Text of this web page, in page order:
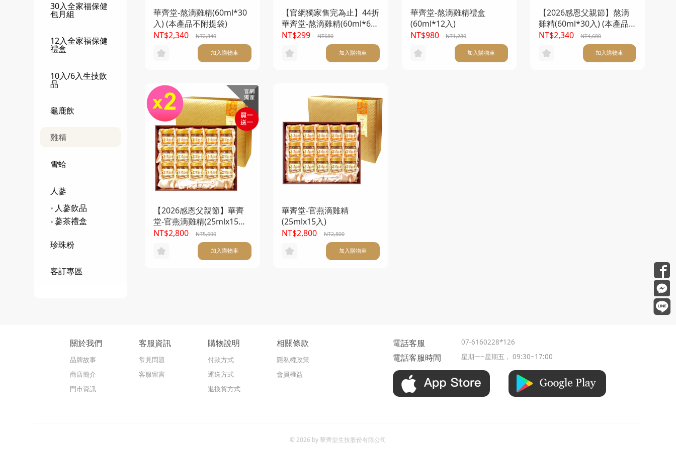
30入全家福保健
包月組
12入全家福保健
禮盒
10入/6入生技飲
品
龜鹿飲
雞精
雪蛤
人蔘
人蔘飲品
蔘茶禮盒
珍珠粉
客訂專區
華齊堂-熬滴雞精(60ml*30
入) (本產品不附提袋)
NT$2,340
NT2,340
加入購物車
【官網獨家售完為止】44折
華齊堂-熬滴雞精(60ml*6
入) (本產品不附提袋)
NT$299 NT680
加入購物車
華齊堂-熬滴雞精禮盒
(60ml*12入)
NT$980
NT1,280
加入購物車
【2026感恩父親節】熬滴
雞精(60ml*30入) (本產品
不附提袋) 買一送一
NT$2,340 NT4,680
加入購物車
【2026感恩父親節】華齊
堂-官燕滴雞精(25mlx15入)
買一送一
NT$2,800 NT5,600
加入購物車
華齊堂-官燕滴雞精
(25mlx15入)
NT$2,800
NT2,800
加入購物車
關於我們
品牌故事
商店簡介
門市資訊
客服資訊
常見問題
客服留言
購物說明
付款方式
運送方式
退換貨方式
相關條款
隱私權政策
會員權益
電話客服 07-6160228*126
電話客服時間 星期一~星期五， 09:30~17:00
© 2026 by 華齊堂生技股份有限公司